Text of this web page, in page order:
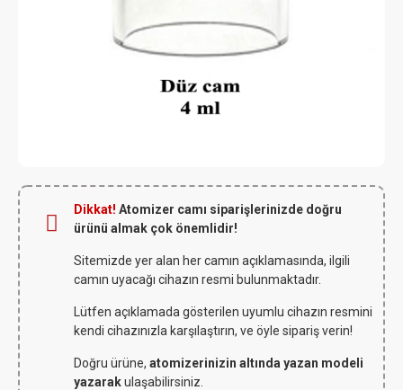
Dikkat! Atomizer camı siparişlerinizde doğru
ürünü almak çok önemlidir!
Sitemizde yer alan her camın açıklamasında, ilgili
camın uyacağı cihazın resmi bulunmaktadır.
Lütfen açıklamada gösterilen uyumlu cihazın resmini
kendi cihazınızla karşılaştırın, ve öyle sipariş verin!
Doğru ürüne, atomizerinizin altında yazan modeli
yazarakulaşabilirsiniz.